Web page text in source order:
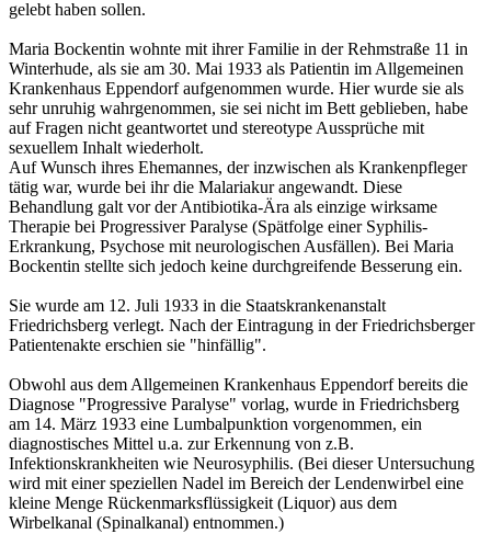
gelebt haben sollen.
Maria Bockentin wohnte mit ihrer Familie in der Rehmstraße 11 in
Winterhude, als sie am 30. Mai 1933 als Patientin im Allgemeinen
Krankenhaus Eppendorf aufgenommen wurde. Hier wurde sie als
sehr unruhig wahrgenommen, sie sei nicht im Bett geblieben, habe
auf Fragen nicht geantwortet und stereotype Aussprüche mit
sexuellem Inhalt wiederholt.
Auf Wunsch ihres Ehemannes, der inzwischen als Krankenpfleger
tätig war, wurde bei ihr die Malariakur angewandt. Diese
Behandlung galt vor der Antibiotika-Ära als einzige wirksame
Therapie bei Progressiver Paralyse (Spätfolge einer Syphilis-
Erkrankung, Psychose mit neurologischen Ausfällen). Bei Maria
Bockentin stellte sich jedoch keine durchgreifende Besserung ein.
Sie wurde am 12. Juli 1933 in die Staatskrankenanstalt
Friedrichsberg verlegt. Nach der Eintragung in der Friedrichsberger
Patientenakte erschien sie "hinfällig".
Obwohl aus dem Allgemeinen Krankenhaus Eppendorf bereits die
Diagnose "Progressive Paralyse" vorlag, wurde in Friedrichsberg
am 14. März 1933 eine Lumbalpunktion vorgenommen, ein
diagnostisches Mittel u.a. zur Erkennung von z.B.
Infektionskrankheiten wie Neurosyphilis. (Bei dieser Untersuchung
wird mit einer speziellen Nadel im Bereich der Lendenwirbel eine
kleine Menge Rückenmarksflüssigkeit (Liquor) aus dem
Wirbelkanal (Spinalkanal) entnommen.)